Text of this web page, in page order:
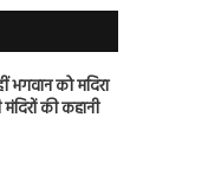
भगवान को मदिरा
की कहानी